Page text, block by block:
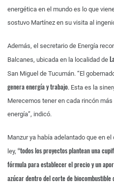
energética en el mundo es lo que
sostuvo Martínez en su visita al
Además, el secretario de Energía
Balcanes, ubicada en la localidad de
San Miguel de Tucumán. “El
genera energía y trabajo. Esta es la
Merecemos tener en cada rincón
energía”, indicó.
Manzur ya había adelantado que en
ley, “todos los proyectos plantean una
fórmula para establecer el precio y un
azúcar dentro del corte de biocombustible